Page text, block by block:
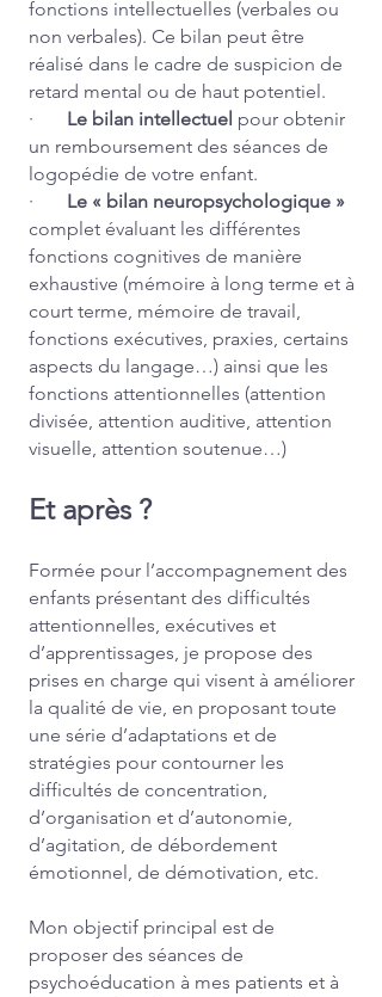
fonctions intellectuelles (verbales ou
non verbales). Ce bilan peut être
réalisé dans le cadre de suspicion de
retard mental ou de haut potentiel.
· Le bilan intellectuel pour obtenir
un remboursement des séances de
logopédie de votre enfant.
· Le « bilan neuropsychologique »
complet évaluant les différentes
fonctions cognitives de manière
exhaustive (mémoire à long terme et à
court terme, mémoire de travail,
fonctions exécutives, praxies, certains
aspects du langage…) ainsi que les
fonctions attentionnelles (attention
divisée, attention auditive, attention
visuelle, attention soutenue…)
Et après ?
Formée pour l’accompagnement des
enfants présentant des difficultés
attentionnelles, exécutives et
d’apprentissages, je propose des
prises en charge qui visent à améliorer
la qualité de vie, en proposant toute
une série d’adaptations et de
stratégies pour contourner les
difficultés de concentration,
d’organisation et d’autonomie,
d’agitation, de débordement
émotionnel, de démotivation, etc.
Mon objectif principal est de
proposer des séances de
psychoéducation à mes patients et à